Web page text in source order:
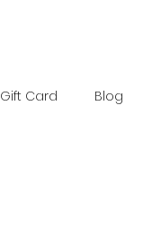
Gift Card Blog